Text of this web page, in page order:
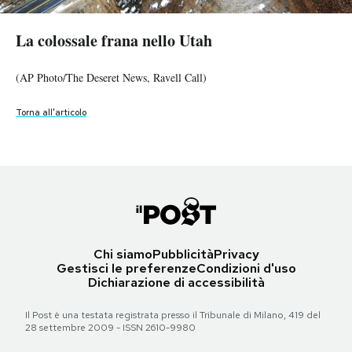
NEWSLETTER
AREA PERSONALE
Area Personale
La colossale frana nello Utah
Torna all'articolo
La colossale frana nello Utah
(AP Photo/The Deseret News, Ravell Call)
Torna all'articolo
La colossale frana nello Utah
(AP Photo/The Deseret News, Ravell Call)
Torna all'articolo
Chi siamoPubblicitàPrivacy
Gestisci le preferenzeCondizioni d'uso
Dichiarazione di accessibilità
Il Post è una testata registrata presso il Tribunale di Milano, 419 del
28 settembre 2009 - ISSN 2610-9980